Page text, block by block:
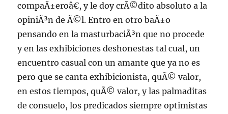
compaÃ±eroâ€, y le doy crÃ©dito absoluto a la
opiniÃ³n de Ã©l. Entro en otro baÃ±o
pensando en la masturbaciÃ³n que no procede
y en las exhibiciones deshonestas tal cual, un
encuentro casual con un amante que ya no es
pero que se canta exhibicionista, quÃ© valor,
en estos tiempos, quÃ© valor, y las palmaditas
de consuelo, los predicados siempre optimistas